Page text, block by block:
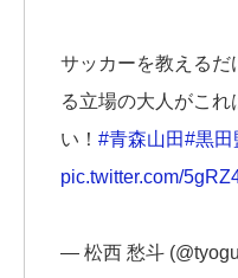
サッカーを教えるだ
る立場の大人がこ
い！ #青森山田#黒田
pic.twitter.com/
— 松西 愁斗